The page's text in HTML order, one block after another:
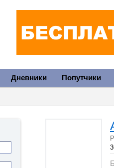
Дневники Попутчики